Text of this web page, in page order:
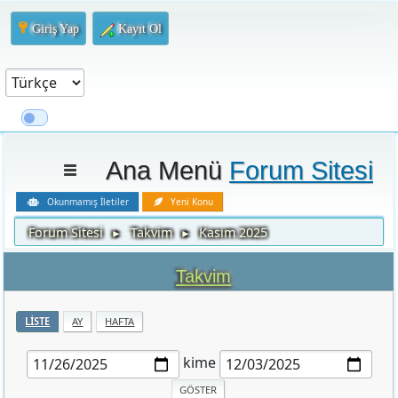
Giriş Yap Kayıt Ol
Ana Menü Forum Sitesi
Okunmamış İletiler Yeni Konu
Forum Sitesi ► Takvim ► Kasım 2025
Takvim
LISTE AY HAFTA
kime